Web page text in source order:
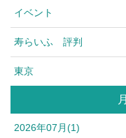
イベント
寿らいふ 評判
東京
2026年07月(1)